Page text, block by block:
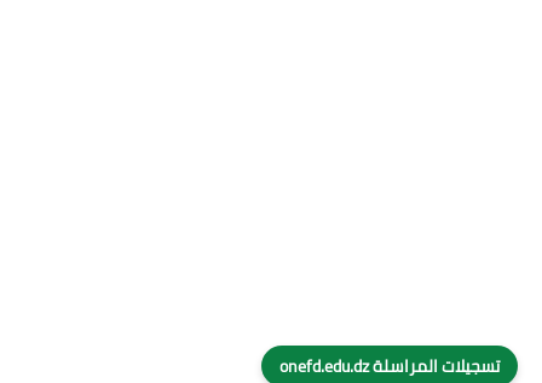
تسجيلات المراسلة onefd.edu.dz